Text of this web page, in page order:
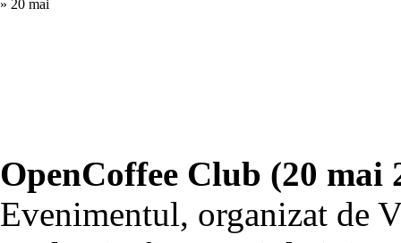
» 20 mai
OpenCoffee Club (20 mai
Evenimentul, organizat de